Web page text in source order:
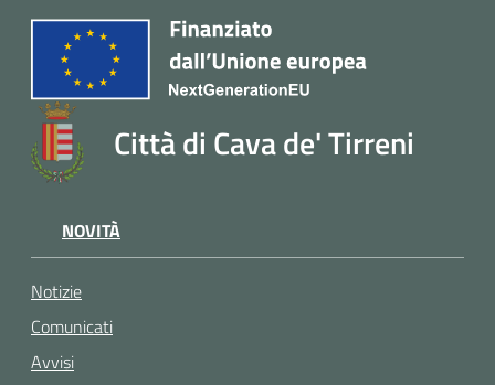
gli
argomenti...
Seguici
su
Città di Cava de' Tirreni
NOVITÀ
Notizie
Comunicati
Avvisi